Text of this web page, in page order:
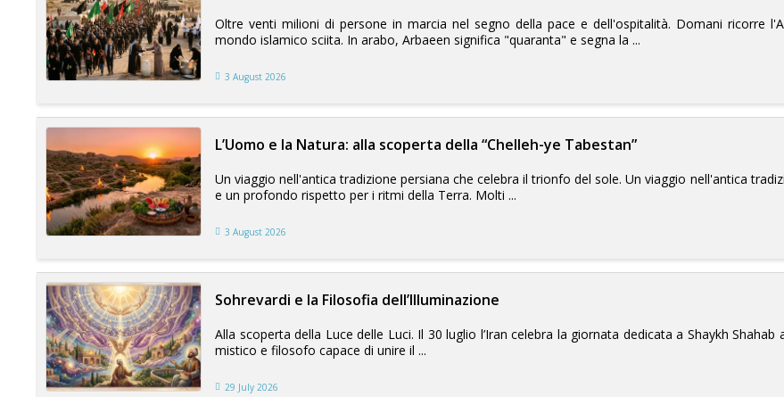
Oltre venti milioni di persone in marcia nel segno della pace e dell'ospitalità. Domani ricorre
mondo islamico sciita. In arabo, Arbaeen significa "quaranta" e segna la ...
3 August 2026
L’Uomo e la Natura: alla scoperta della “Chelleh-ye Tabestan”
Un viaggio nell'antica tradizione persiana che celebra il trionfo del sole. Un viaggio nell'antica
e un profondo rispetto per i ritmi della Terra. Molti ...
3 August 2026
Sohrevardi e la Filosofia dell’Illuminazione
Alla scoperta della Luce delle Luci. Il 30 luglio l’Iran celebra la giornata dedicata a Shaykh
mistico e filosofo capace di unire il ...
29 July 2026